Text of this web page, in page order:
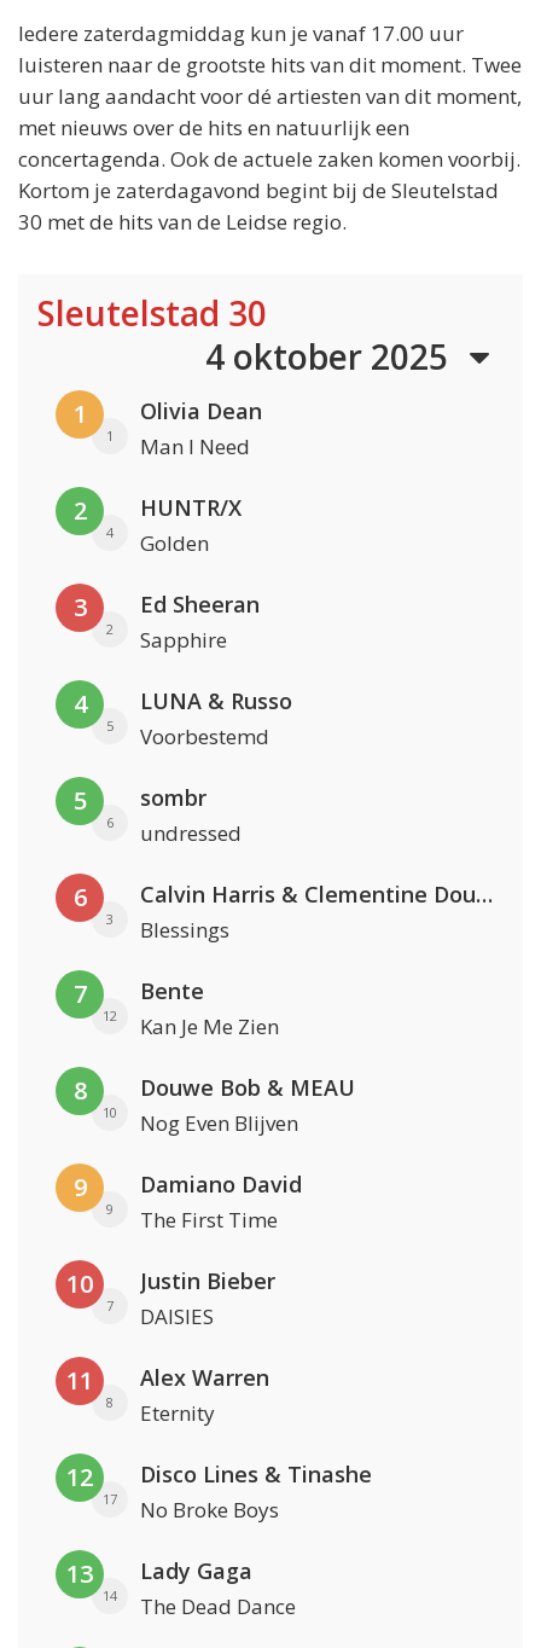
Iedere zaterdagmiddag kun je vanaf 17.00 uur
luisteren naar de grootste hits van dit moment. Twee
uur lang aandacht voor dé artiesten van dit moment,
met nieuws over de hits en natuurlijk een
concertagenda. Ook de actuele zaken komen voorbij.
Kortom je zaterdagavond begint bij de Sleutelstad
30 met de hits van de Leidse regio.
Sleutelstad 30
4 oktober 2025
1
1
Olivia Dean
Man I Need
2
4
HUNTR/X
Golden
3
2
Ed Sheeran
Sapphire
4
5
LUNA & Russo
Voorbestemd
5
6
sombr
undressed
6
3
Calvin Harris & Clementine Douglas
Blessings
7
12
Bente
Kan Je Me Zien
8
10
Douwe Bob & MEAU
Nog Even Blijven
9
9
Damiano David
The First Time
10
7
Justin Bieber
DAISIES
11
8
Alex Warren
Eternity
12
17
Disco Lines & Tinashe
No Broke Boys
13
14
Lady Gaga
The Dead Dance